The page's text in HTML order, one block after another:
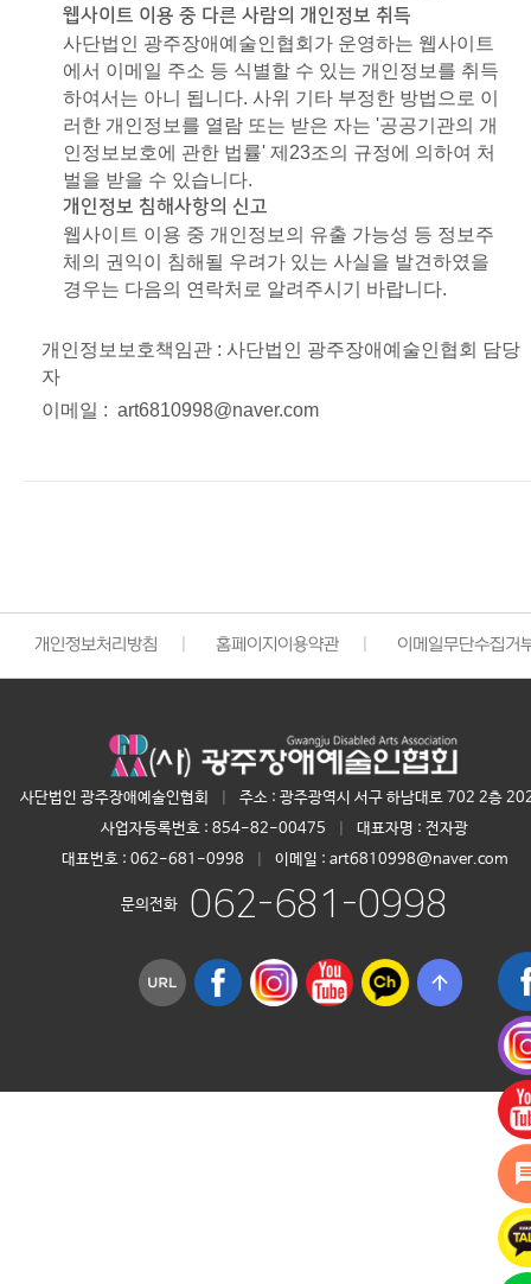
웹사이트 이용 중 다른 사람의 개인정보 취득
사단법인 광주장애예술인협회가 운영하는 웹사이트
에서 이메일 주소 등 식별할 수 있는 개인정보를 취득
하여서는 아니 됩니다. 사위 기타 부정한 방법으로 이
러한 개인정보를 열람 또는 받은 자는 '공공기관의 개
인정보보호에 관한 법률' 제23조의 규정에 의하여 처
벌을 받을 수 있습니다.
개인정보 침해사항의 신고
웹사이트 이용 중 개인정보의 유출 가능성 등 정보주
체의 권익이 침해될 우려가 있는 사실을 발견하였을
경우는 다음의 연락처로 알려주시기 바랍니다.
개인정보보호책임관 : 사단법인 광주장애예술인협회 담당
자
이메일 : art6810998@naver.com
개인정보처리방침 홈페이지이용약관 이메일무단수집거
사단법인 광주장애예술인협회
주소 : 광주광역시 서구 하남대로 702 2층
사업자등록번호 : 854-82-00475 대표자명 : 전자광
대표번호 : 062-681-0998 이메일 : art6810998@naver.com
문의전화 062-681-0998
arrow_upward